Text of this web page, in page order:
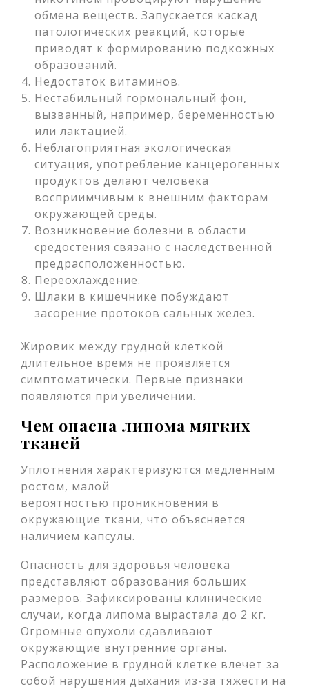
обмена веществ. Запускается каскад
патологических реакций, которые
приводят к формированию подкожных
образований.
Недостаток витаминов.
Нестабильный гормональный фон,
вызванный, например, беременностью
или лактацией.
Неблагоприятная экологическая
ситуация, употребление канцерогенных
продуктов делают человека
восприимчивым к внешним факторам
окружающей среды.
Возникновение болезни в области
средостения связано с наследственной
предрасположенностью.
Переохлаждение.
Шлаки в кишечнике побуждают
засорение протоков сальных желез.
Жировик между грудной клеткой
длительное время не проявляется
симптоматически. Первые признаки
появляются при увеличении.
Чем опасна липома мягких
тканей
Уплотнения характеризуются медленным
ростом, малой
вероятностью проникновения в
окружающие ткани, что объясняется
наличием капсулы.
Опасность для здоровья человека
представляют образования больших
размеров. Зафиксированы клинические
случаи, когда липома вырастала до 2 кг.
Огромные опухоли сдавливают
окружающие внутренние органы.
Расположение в грудной клетке влечет за
собой нарушения дыхания из-за тяжести на